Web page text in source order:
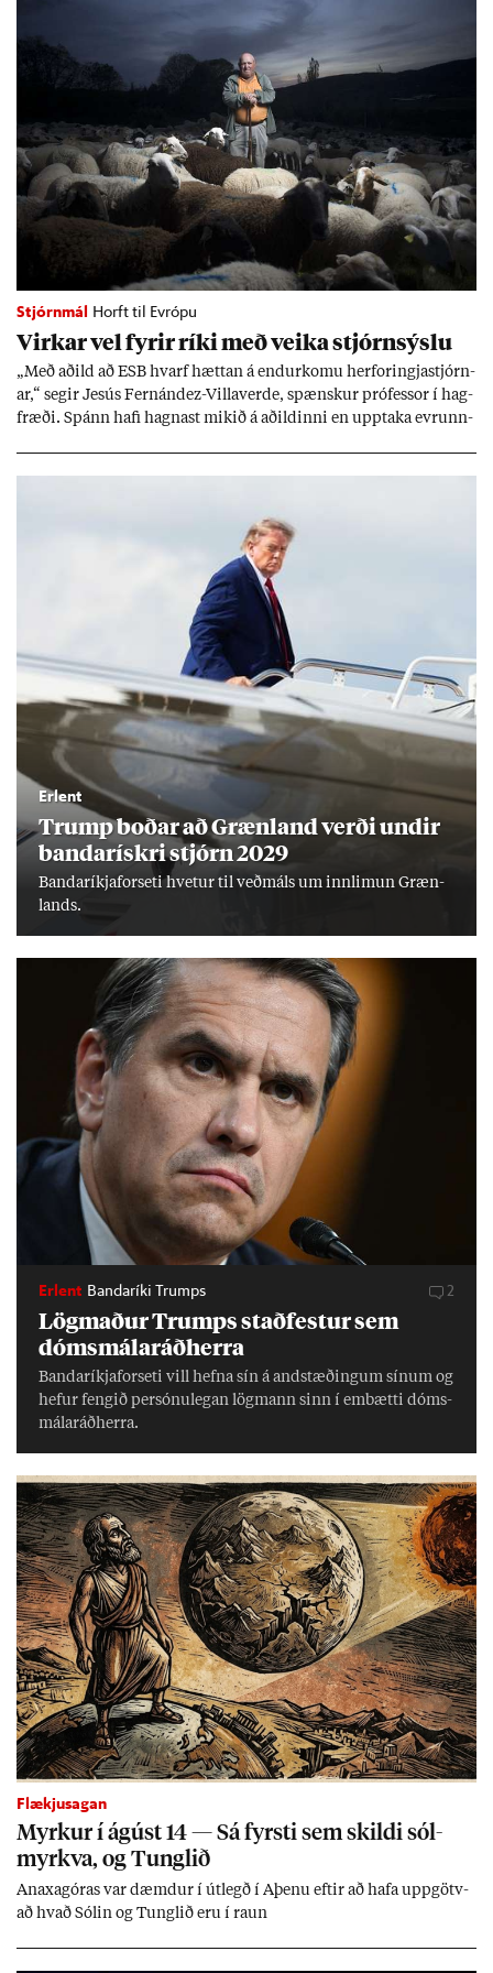
Stjórnmál Horft til Evrópu
Virk­ar vel fyr­ir ríki með veika stjórn­sýslu
„Með að­ild að ESB hvarf hætt­an á end­ur­komu her­for­ingja­stjórn­
ar,“ seg­ir Jesús Fer­nández-Villa­ver­de, spænsk­ur pró­fess­or í hag­
fræði. Spánn hafi hagn­ast mik­ið á að­ild­inni en upp­taka evr­unn­
Erlent
Trump boð­ar að Græn­land verði und­ir
banda­rískri stjórn 2029
Banda­ríkja­for­seti hvet­ur til veð­máls um inn­limun Græn­
lands.
Erlent Bandaríki Trumps 2
Lög­mað­ur Trumps stað­fest­ur sem
dóms­mála­ráð­herra
Banda­ríkja­for­seti vill hefna sín á and­stæð­ing­um sín­um og
hef­ur feng­ið per­sónu­leg­an lög­mann sinn í embætti dóms­
mála­ráð­herra.
Flækjusagan
Myrk­ur í ág­úst 14 — Sá fyrsti sem skildi sól­
myrkva, og Tungl­ið
An­axagór­as var dæmd­ur í út­legð í Aþenu eft­ir að hafa upp­götv­
að hvað Sól­in og Tungl­ið eru í raun